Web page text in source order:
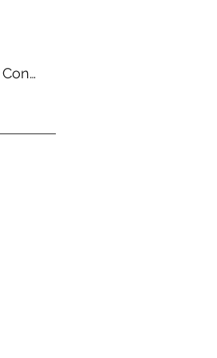
Connecter un compte